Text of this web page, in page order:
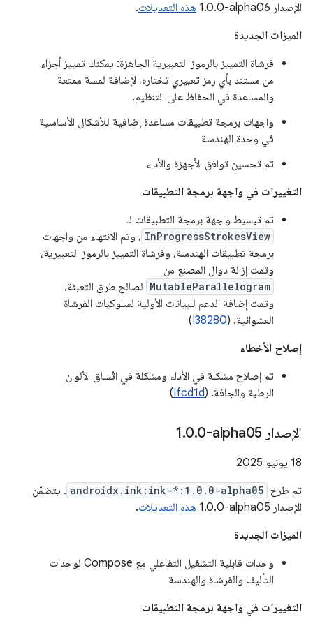
الإصدار ‎1.0.0-alpha06
هذه التعديلات.
الميزات الجديدة
فرشاة التمييز بالرموز التعبيرية الجاهزة: يمكنك تمييز أجزاء
من مستند بأي رمز تعبيري تختاره، لإضافة لمسة ممتعة
والمساعدة في الحفاظ على التنظيم.
واجهات برمجة تطبيقات مساعدة إضافية للأشكال الأساسية
في وحدة الهندسة
تم تحسين توافق الأجهزة والأداء
التغييرات في واجهة برمجة التطبيقات
تم تبسيط واجهة برمجة التطبيقات لـ
InProgressStrokesView ، وتم الانتهاء من واجهات
برمجة تطبيقات الهندسة، وفرشاة التمييز بالرموز التعبيرية،
وتمت إزالة دوال المصنع من
MutableParallelogram لصالح طرق التعبئة،
وتمت إضافة الدعم للبيانات الأولية لسلوكيات الفرشاة
العشوائية. (I38280
)
إصلاح الأخطاء
تم إصلاح مشكلة في الأداء ومشكلة في اتّساق الألوان
الرطبة والجافة. (Ifcd1d
)
الإصدار ‎1 .0.0-alpha05
‫18 يونيو 2025
تم طرح androidx.ink:ink-*:1.0.0-alpha05 . يتضمّن
الإصدار ‎1.0.0-alpha05
هذه التعديلات.
الميزات الجديدة
وحدات قابلية التشغيل التفاعلي مع Compose لوحدات
التأليف والفرشاة والهندسة
التغييرات في واجهة برمجة التطبيقات